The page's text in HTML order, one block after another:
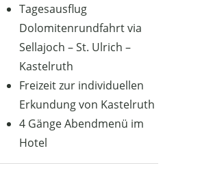
Tagesausflug
Dolomitenrundfahrt via
Sellajoch – St. Ulrich –
Kastelruth
Freizeit zur individuellen
Erkundung von Kastelruth
4 Gänge Abendmenü im
Hotel